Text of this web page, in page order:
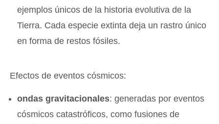
ejemplos únicos de la historia evolutiva de la
Tierra. Cada especie extinta deja un rastro único
en forma de restos fósiles.
Efectos de eventos cósmicos:
ondas gravitacionales: generadas por eventos
cósmicos catastróficos, como fusiones de